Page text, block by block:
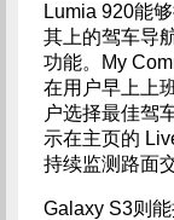
Lumia 920能
其上的驾车导
功能。My
在用户早上上
户选择最佳驾
示在主页的
持续监测路面
Galaxy S3则